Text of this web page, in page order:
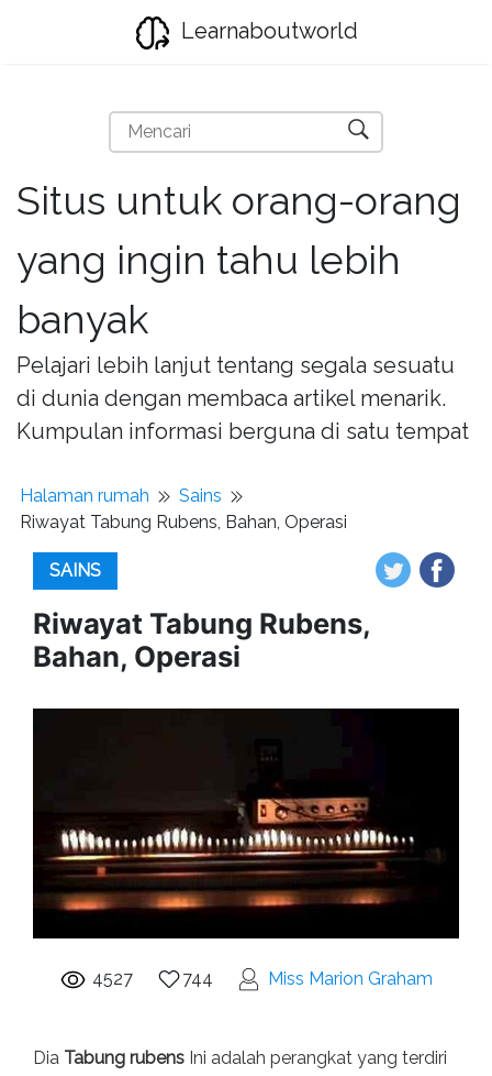
Learnaboutworld
Situs untuk orang-orang
yang ingin tahu lebih
banyak
Pelajari lebih lanjut tentang segala sesuatu
di dunia dengan membaca artikel menarik.
Kumpulan informasi berguna di satu tempat
Halaman rumah
Sains
Riwayat Tabung Rubens, Bahan, Operasi
SAINS
Riwayat Tabung Rubens,
Bahan, Operasi
4527 744 Miss Marion Graham
Dia Tabung rubens Ini adalah perangkat yang terdiri